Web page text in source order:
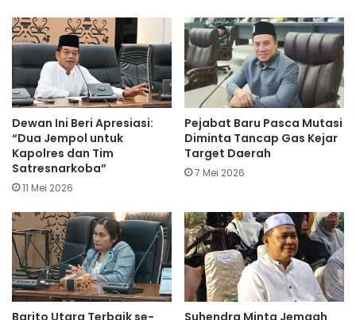
Dewan Ini Beri Apresiasi:
“Dua Jempol untuk
Kapolres dan Tim
Satresnarkoba”
11 Mei 2026
Pejabat Baru Pasca Mutasi
Diminta Tancap Gas Kejar
Target Daerah
7 Mei 2026
Barito Utara Terbaik se-
Suhendra Minta Jemaah